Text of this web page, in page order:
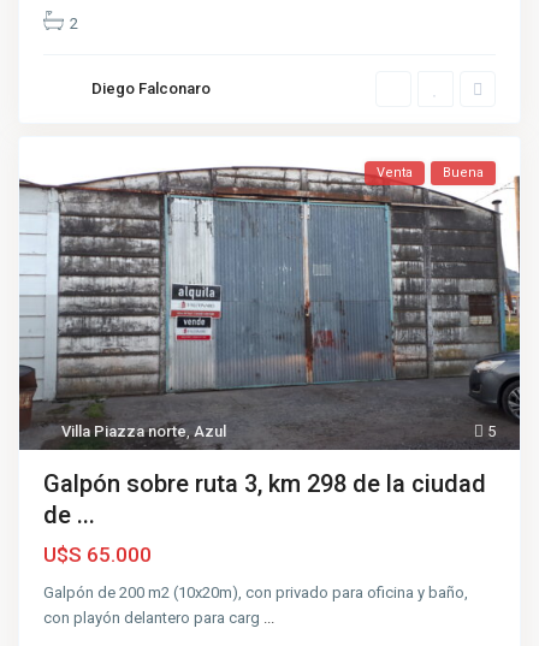
2
Diego Falconaro
5
Villa Piazza norte Azul
Venta Buena
Galpón sobre ruta 3, km 298 de la ciudad
de ...
U$S 65.000
Galpón de 200 m2 (10x20m), con privado para oficina y baño,
con playón delantero para carg